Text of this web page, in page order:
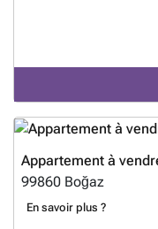
gastenbadkamer,
Elk appartement beschikt
00315En savoir plus ?
Appartement à
99860 Boğaz
En savoir plus ?